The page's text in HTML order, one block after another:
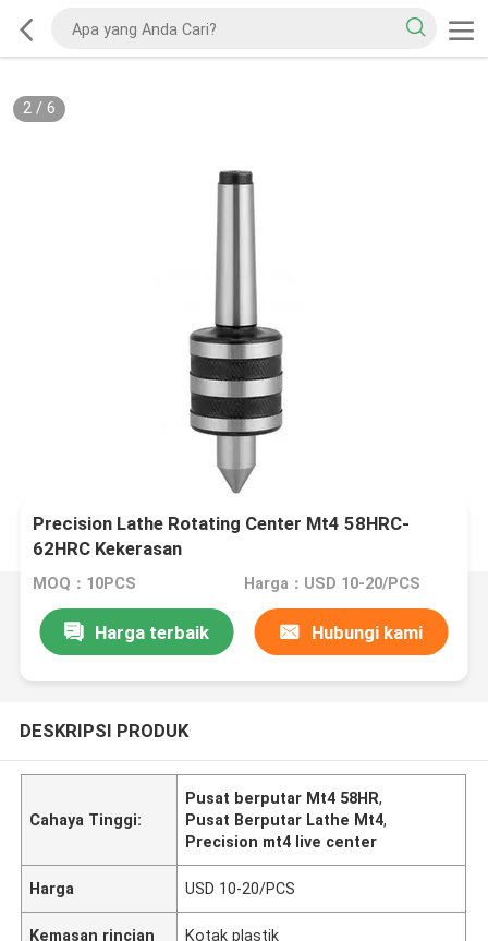
2/ 6
Precision Lathe Rotating Center Mt4 58HRC-
62HRC Kekerasan
MOQ：10PCS Harga：USD 10-20/PCS
Harga terbaik Hubungi kami
DESKRIPSI PRODUK
Cahaya Tinggi:
Pusat berputar Mt4 58HR,
Pusat Berputar Lathe Mt4,
Precision mt4 live center
Harga USD 10-20/PCS
Kemasan rincian Kotak plastik